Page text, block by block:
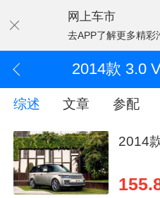
网上车市
去APP了解更多精彩
2014款 3.0
综述 文章 参配
2014